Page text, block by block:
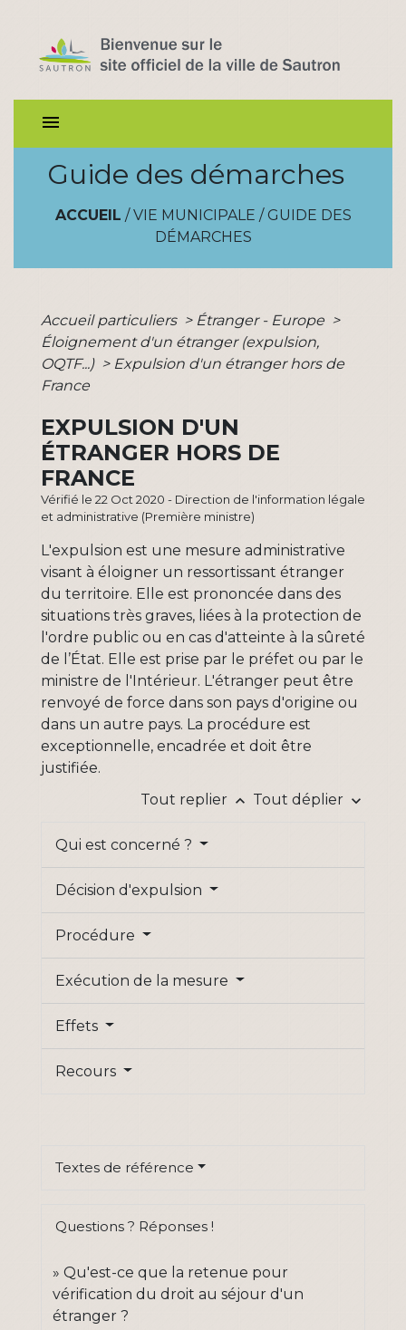
menu
Guide des démarches
ACCUEIL / VIE MUNICIPALE / GUIDE DES
DÉMARCHES
Accueil particuliers > Étranger - Europe >
Éloignement d'un étranger (expulsion,
OQTF...) > Expulsion d'un étranger hors de
France
EXPULSION D'UN
ÉTRANGER HORS DE
FRANCE
Vérifié le 22 Oct 2020 - Direction de l'information légale
et administrative (Première ministre)
L'expulsion est une mesure administrative
visant à éloigner un ressortissant étranger
du territoire. Elle est prononcée dans des
situations très graves, liées à la protection de
l'ordre public ou en cas d'atteinte à la sûreté
de l’État. Elle est prise par le préfet ou par le
ministre de l'Intérieur. L'étranger peut être
renvoyé de force dans son pays d'origine ou
dans un autre pays. La procédure est
exceptionnelle, encadrée et doit être
justifiée.
Tout replier keyboard_arrow_up Tout déplier keyboard_arrow_down
Qui est concerné ?
Décision d'expulsion
Procédure
Exécution de la mesure
Effets
Recours
Textes de référence
Questions ? Réponses !
Qu'est-ce que la retenue pour
vérification du droit au séjour d'un
étranger ?